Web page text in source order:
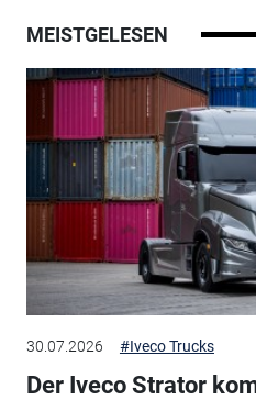
MEISTGELESEN
30.07.2026 #Iveco Trucks
Der Iveco Strator